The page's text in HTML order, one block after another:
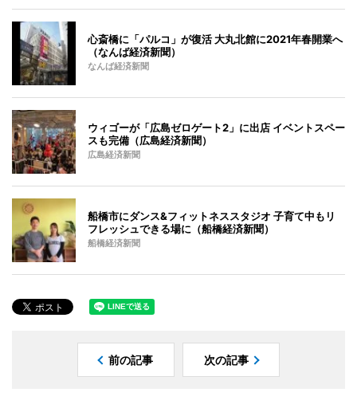
心斎橋に「パルコ」が復活 大丸北館に2021年春開業へ
（なんば経済新聞）
なんば経済新聞
ウィゴーが「広島ゼロゲート2」に出店 イベントスペー
スも完備（広島経済新聞）
広島経済新聞
船橋市にダンス&フィットネススタジオ 子育て中もリ
フレッシュできる場に（船橋経済新聞）
船橋経済新聞
前の記事 次の記事